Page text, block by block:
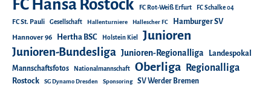
FC Hansa Rostock FC Rot-Weiß Erfurt FC Schalke 04
FC St. Pauli Gesellschaft Hallenturniere Hallescher FC Hamburger SV
Hannover 96 Hertha BSC Holstein Kiel Junioren
Junioren-Bundesliga Junioren-Regionalliga
Landespokal
Mannschaftsfotos
Nationalmannschaft Oberliga Regionalliga
Rostock SG Dynamo Dresden Sponsoring SV Werder Bremen